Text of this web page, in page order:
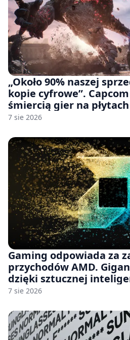
„Około 90% naszej
kopie cyfrowe”.
śmiercią gier na płytach
7 sie 2026
Gaming odpowiada za
przychodów AMD.
dzięki sztucznej
7 sie 2026